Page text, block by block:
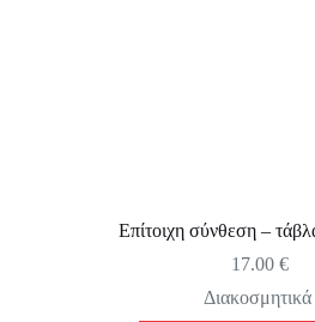
Επίτοιχη σύνθεση –
17.00€
Διακοσμητικά